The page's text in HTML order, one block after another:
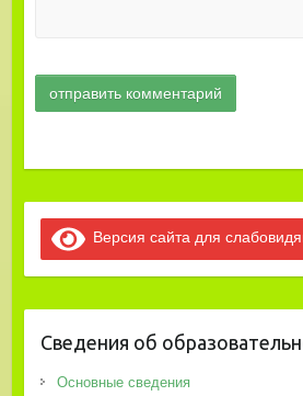
Версия сайта для
Сведения об
Основные сведения